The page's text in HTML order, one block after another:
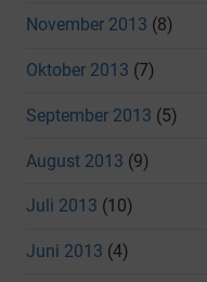
November 2013 (8)
Oktober 2013 (7)
September 2013 (5)
August 2013 (9)
Juli 2013 (10)
Juni 2013 (4)